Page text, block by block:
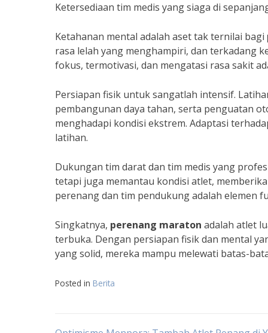
Ketersediaan tim medis yang siaga di
Ketahanan mental adalah aset tak ternilai bagi
rasa lelah yang menghampiri, dan terkadang
fokus, termotivasi, dan mengatasi rasa sakit
Persiapan fisik untuk sangatlah intensif.
pembangunan daya tahan, serta penguatan
menghadapi kondisi ekstrem. Adaptasi
latihan.
Dukungan tim darat dan tim medis yang
tetapi juga memantau kondisi atlet,
perenang dan tim pendukung adalah elemen
Singkatnya, perenang maraton adalah atlet
terbuka. Dengan persiapan fisik dan mental
yang solid, mereka mampu melewati batas-
Posted in Berita